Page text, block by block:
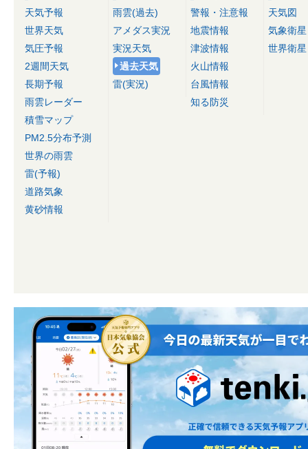
天気予報
世界天気
気圧予報
2週間天気
長期予報
雨雲レーダー
積雪マップ
PM2.5分布予測
世界の雨雲
雷(予報)
道路気象
黄砂情報
雨雲(過去)
アメダス実況
実況天気
過去天気
雷(実況)
警報・注意報
地震情報
津波情報
火山情報
台風情報
知る防災
天気図
気象衛星
世界衛星